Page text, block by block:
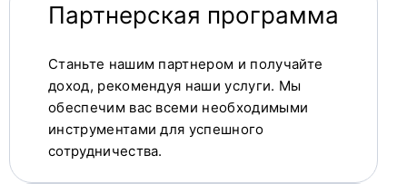
Партнерская программа
Станьте нашим партнером и получайте
доход, рекомендуя наши услуги. Мы
обеспечим вас всеми необходимыми
инструментами для успешного
сотрудничества.